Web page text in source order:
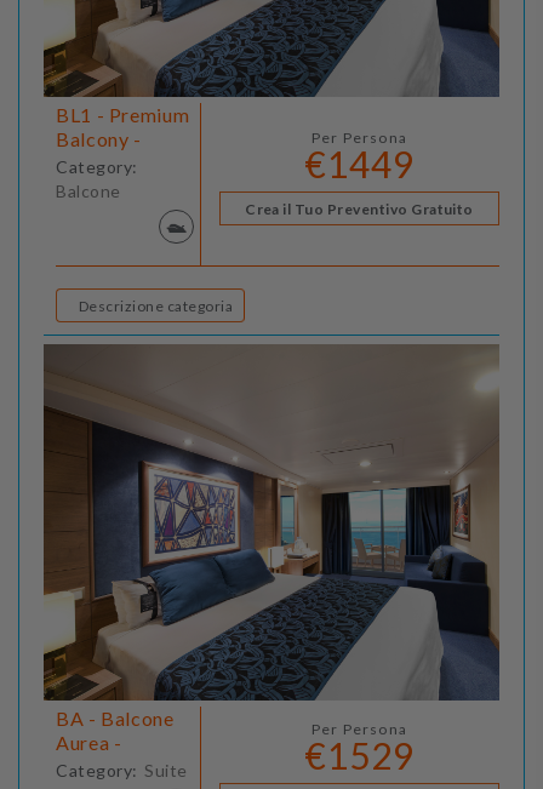
BL1 - Premium
Balcony -
Category:
Balcone
Per Persona
€1449
Crea il Tuo Preventivo Gratuito
Descrizione categoria
BA - Balcone
Aurea -
Category: Suite
Per Persona
€1529